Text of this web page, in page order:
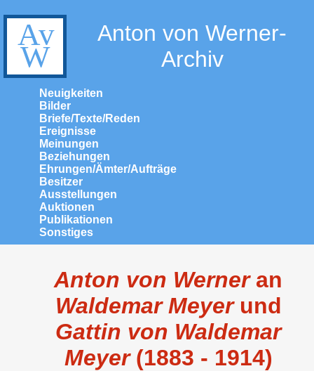
Anton von Werner-
Archiv
Neuigkeiten
Bilder
Briefe/Texte/Reden
Ereignisse
Meinungen
Beziehungen
Ehrungen/Ämter/Aufträge
Besitzer
Ausstellungen
Auktionen
Publikationen
Sonstiges
Anton von Werneran
Waldemar Meyerund
Gattin von Waldemar
Meyer(1883 - 1914)